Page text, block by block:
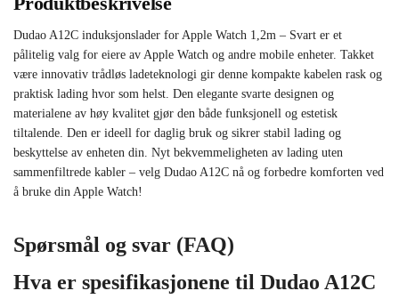
Dudao A12C induksjonslader for Apple Watch 1,2m – Svart er et
pålitelig valg for eiere av Apple Watch og andre mobile enheter. Takket
være innovativ trådløs ladeteknologi gir denne kompakte kabelen rask og
praktisk lading hvor som helst. Den elegante svarte designen og
materialene av høy kvalitet gjør den både funksjonell og estetisk
tiltalende. Den er ideell for daglig bruk og sikrer stabil lading og
beskyttelse av enheten din. Nyt bekvemmeligheten av lading uten
sammenfiltrede kabler – velg Dudao A12C nå og forbedre komforten ved
å bruke din Apple Watch!
Spørsmål og svar (FAQ)
Hva er spesifikasjonene til Dudao A12C